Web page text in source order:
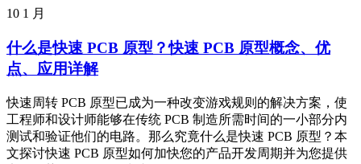
10 1 月
什么是快速 PCB 原型？快速 PCB 原型概念、优
点、应用详解
快速周转 PCB 原型已成为一种改变游戏规则的解决方案，使
工程师和设计师能够在传统 PCB 制造所需时间的一小部分内
测试和验证他们的电路。那么究竟什么是快速 PCB 原型？本
文探讨快速 PCB 原型如何加快您的产品开发周期并为您提供